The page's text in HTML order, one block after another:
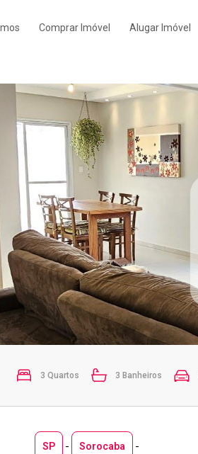
Comprar Imóvel Alugar Imóvel
3 Quartos 3 Banheiros
SP - Sorocaba -